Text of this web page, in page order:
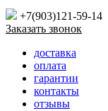
+7(903)121-59-14
Заказать звонок
доставка
оплата
гарантии
контакты
отзывы